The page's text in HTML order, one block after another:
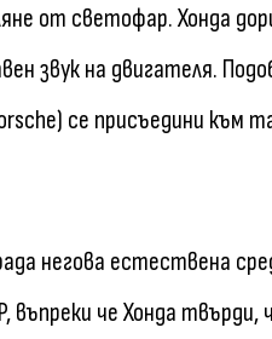
от светофар. Хонда
звук на двигателя.
се присъедини към
негова естествена
въпреки че Хонда